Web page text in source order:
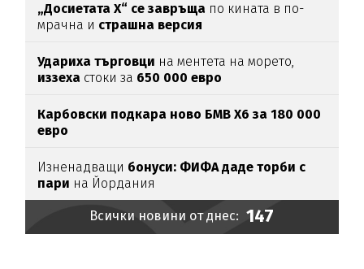
„Досиетата Х“ се завръща по кината в по-
мрачна и страшна версия
Удариха търговци на ментета на морето,
иззеха стоки за 650 000 евро
Карбовски подкара ново БМВ Х6 за 180 000
евро
Изненадващи бонуси: ФИФА даде торби с
пари на Йордания
Всички новини от днес: 147